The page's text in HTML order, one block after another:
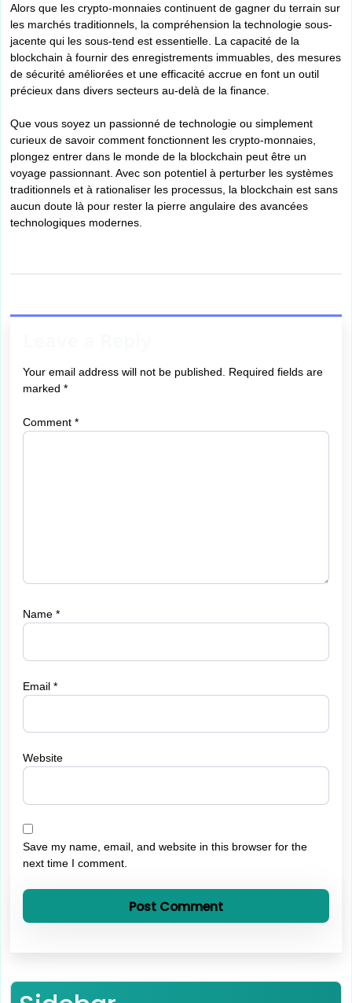
Alors que les crypto-monnaies continuent de gagner du terrain sur
les marchés traditionnels, la compréhension la technologie sous-
jacente qui les sous-tend est essentielle. La capacité de la
blockchain à fournir des enregistrements immuables, des mesures
de sécurité améliorées et une efficacité accrue en font un outil
précieux dans divers secteurs au-delà de la finance.
Que vous soyez un passionné de technologie ou simplement
curieux de savoir comment fonctionnent les crypto-monnaies,
plongez entrer dans le monde de la blockchain peut être un
voyage passionnant. Avec son potentiel à perturber les systèmes
traditionnels et à rationaliser les processus, la blockchain est sans
aucun doute là pour rester la pierre angulaire des avancées
technologiques modernes.
Your email address will not be published.
Required fields are
marked *
Comment *
Name *
Email *
Website
Save my name, email, and website in this browser for the
next time I comment.